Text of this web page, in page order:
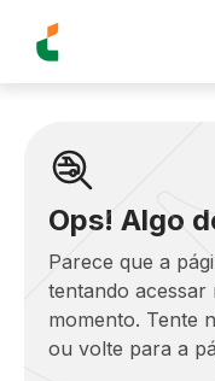
Ops! Algo
Parece que a
tentando acessar
momento. Tente
ou volte para a